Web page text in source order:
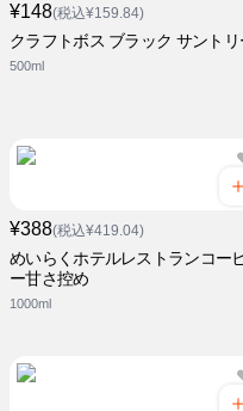
¥148(税込¥159.84)
クラフトボス ブラック サントリ
500ml
¥388(税込¥419.04)
めいらくホテルレストランコーヒ
ー甘さ控め
1000ml